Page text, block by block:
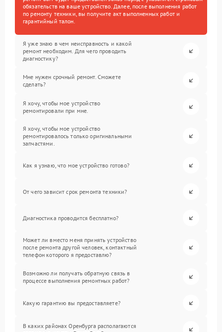
обязательств на ваше устройство. Далее, после выполнения работ
по ремонту техники, вы получите акт выполненных работ и
гарантийный талон.
Я уже знаю в чем неисправность и какой
ремонт необходим. Для чего проводить
диагностику?
Мне нужен срочный ремонт. Сможете
сделать?
Я хочу, чтобы мое устройство
ремонтировали при мне.
Я хочу, чтобы мое устройство
ремонтировалось только оригинальными
запчастями.
Как я узнаю, что мое устройство готово?
От чего зависит срок ремонта техники?
Диагностика проводится бесплатно?
Может ли вместо меня принять устройство
после ремонта другой человек, контактный
телефон которого я предоставлю?
Возможно ли получать обратную связь в
процессе выполнения ремонтных работ?
Какую гарантию вы предоставляете?
В каких районах Оренбурга располагаются